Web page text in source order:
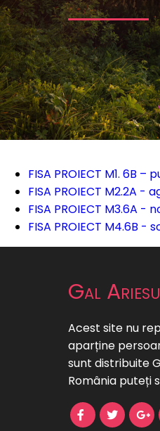
FISA PROIECT M1. 6B –
FISA PROIECT M2.2A -
FISA PROIECT M3.6A
FISA PROIECT M4.6B -
Gal
Acest site nu
aparține
sunt distribuite
România puteți